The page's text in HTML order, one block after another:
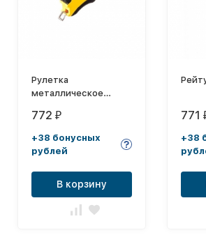
Рулетка
металлическое
772 ₽
+38 бонусных
рублей
В корзину
771
+38